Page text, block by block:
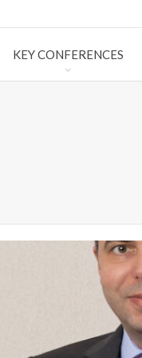
KEY CONFERENCES